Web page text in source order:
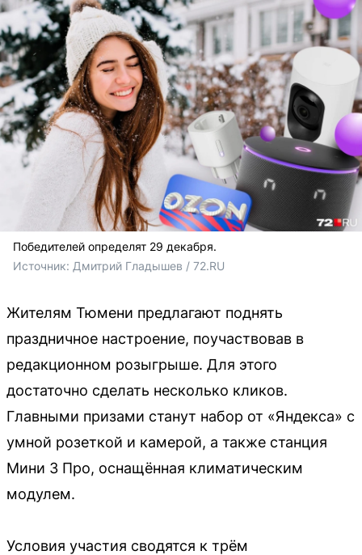
Победителей определят 29 декабря.
Источник: Дмитрий Гладышев / 72.RU
Жителям Тюмени предлагают поднять
праздничное настроение, поучаствовав в
редакционном розыгрыше. Для этого
достаточно сделать несколько кликов.
Главными призами станут набор от «Яндекса» с
умной розеткой и камерой, а также станция
Мини 3 Про, оснащённая климатическим
модулем.
Условия участия сводятся к трём